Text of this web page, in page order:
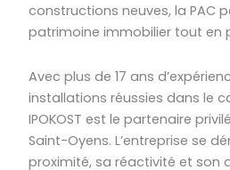
constructions neuves, la PAC
patrimoine immobilier tout en
Avec plus de 17 ans
installations réussies dans le
IPOKOST est le partenaire
Saint-Oyens. L’entreprise se
proximité, sa réactivité et son